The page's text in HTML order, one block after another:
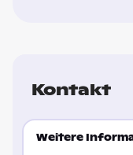
Kontakt
Weitere